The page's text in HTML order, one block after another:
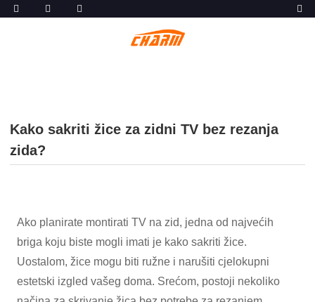
Kako sakriti žice za zidni TV bez rezanja
zida?
Ako planirate montirati TV na zid, jedna od najvećih
briga koju biste mogli imati je kako sakriti žice.
Uostalom, žice mogu biti ružne i narušiti cjelokupni
estetski izgled vašeg doma. Srećom, postoji nekoliko